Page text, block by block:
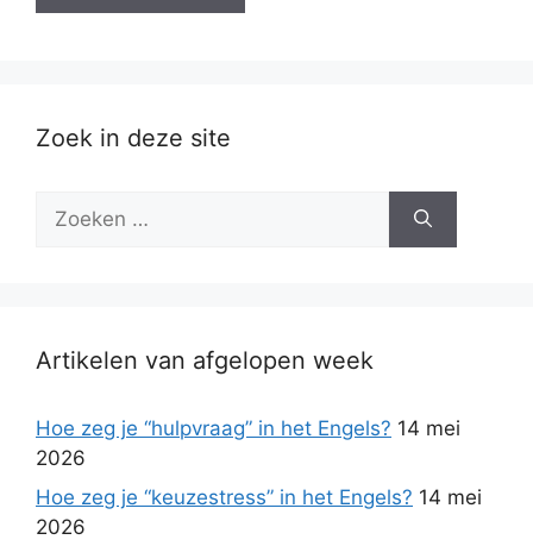
Zoek in deze site
naar:
Artikelen van afgelopen week
Hoe zeg je “hulpvraag” in het Engels? 14 mei
2026
Hoe zeg je “keuzestress” in het Engels? 14 mei
2026